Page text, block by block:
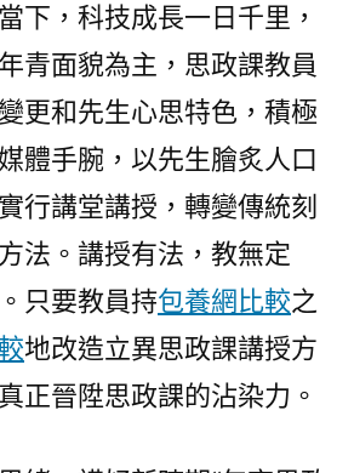
下，科技成長一日千里，
青面貌為主，思政課教員
更和先生心思特色，積極
體手腕，以先生膾炙人口
行講堂講授，轉變傳統刻
法。講授有法，教無定
只要教員持包養網比較之
地改造立異思政課講授方
正晉陞思政課的沾染力。